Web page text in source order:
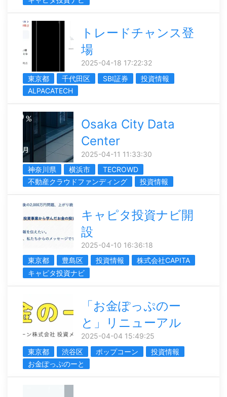
トレードチャンス登
場
2025-04-18 17:22:32
東京都
千代田区 SBI証券
投資情報
ALPACATECH
Osaka City Data
Center
2025-04-11 11:33:30
神奈川県
横浜市
TECROWD
不動産クラウドファンディング
投資情報
キャピタ投資ナビ開
設
2025-04-10 16:36:18
東京都
豊島区 投資情報
株式会社CAPITA
キャピタ投資ナビ
「お金ぽっぷのー
と」リニューアル
2025-04-04 15:49:25
東京都
渋谷区 ポップコーン
投資情報
お金ぽっぷのーと